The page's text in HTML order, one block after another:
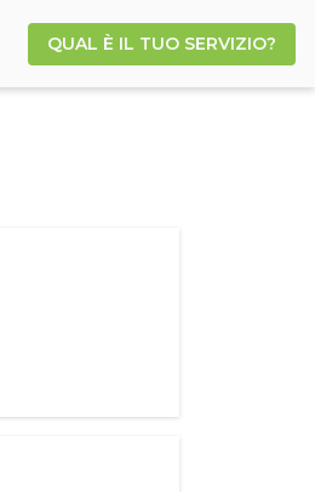
QUAL È IL TUO SERVIZIO?